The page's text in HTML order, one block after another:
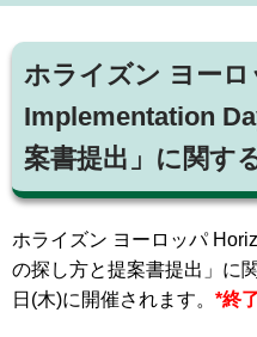
ホライズン ヨー
Implementation
案書提出」に関す
ホライズン ヨーロッパ
の探し方と提案書提出」に
日(木)に開催されます。 *終